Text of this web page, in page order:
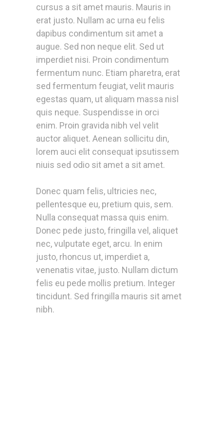
cursus a sit amet mauris. Mauris in
erat justo. Nullam ac urna eu felis
dapibus condimentum sit amet a
augue. Sed non neque elit. Sed ut
imperdiet nisi. Proin condimentum
fermentum nunc. Etiam pharetra, erat
sed fermentum feugiat, velit mauris
egestas quam, ut aliquam massa nisl
quis neque. Suspendisse in orci
enim. Proin gravida nibh vel velit
auctor aliquet. Aenean sollicitu din,
lorem auci elit consequat ipsutissem
niuis sed odio sit amet a sit amet.
Donec quam felis, ultricies nec,
pellentesque eu, pretium quis, sem.
Nulla consequat massa quis enim.
Donec pede justo, fringilla vel, aliquet
nec, vulputate eget, arcu. In enim
justo, rhoncus ut, imperdiet a,
venenatis vitae, justo. Nullam dictum
felis eu pede mollis pretium. Integer
tincidunt. Sed fringilla mauris sit amet
nibh.